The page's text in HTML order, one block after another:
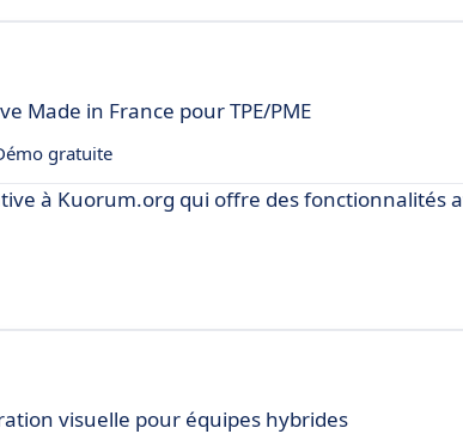
Made in France pour TPE/PME
gratuite
à Kuorum.org qui offre des fonctionnalités
visuelle pour équipes hybrides